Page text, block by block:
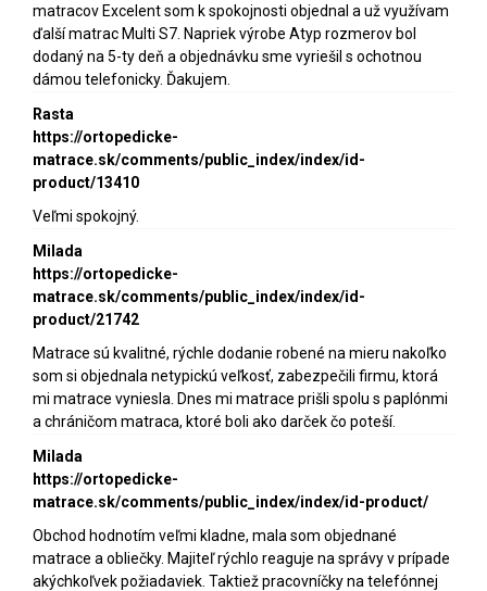
matracov Excelent som k spokojnosti objednal a už využívam
ďalší matrac Multi S7. Napriek výrobe Atyp rozmerov bol
dodaný na 5-ty deň a objednávku sme vyriešil s ochotnou
dámou telefonicky. Ďakujem.
Rasta
https://ortopedicke-
matrace.sk/comments/public_index/index/id-
product/13410
Veľmi spokojný.
Milada
https://ortopedicke-
matrace.sk/comments/public_index/index/id-
product/21742
Matrace sú kvalitné, rýchle dodanie robené na mieru nakoľko
som si objednala netypickú veľkosť, zabezpečili firmu, ktorá
mi matrace vyniesla. Dnes mi matrace prišli spolu s paplónmi
a chráničom matraca, ktoré boli ako darček čo poteší.
Milada
https://ortopedicke-
matrace.sk/comments/public_index/index/id-product/
Obchod hodnotím veľmi kladne, mala som objednané
matrace a obliečky. Majiteľ rýchlo reaguje na správy v prípade
akýchkoľvek požiadaviek. Taktiež pracovníčky na telefónnej